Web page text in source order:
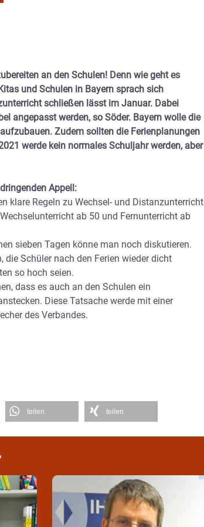
an den Schulen! Denn wie geht es
und Schulen in Bayern sprach sich
schließen lässt im Januar. Dabei
angepasst werden, so Söder. Bayern wolle die
Zudem sollten die Ferienplanungen
werde kein normales Schuljahr werden, aber
Appell:
klare Regeln zu Wechsel- und Distanzunterricht
ab 50 und Fernunterricht ab
sieben Tagen könne man noch diskutieren.
die Schüler nach den Ferien wieder dicht
so hoch seien.
dass es auch an den Schulen ein
Diese Tatsache werde mit einer
des Verbandes.
teilen teilen